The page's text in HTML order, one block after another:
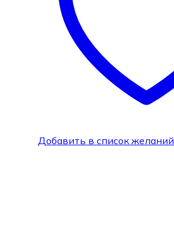
Добавить в список желаний